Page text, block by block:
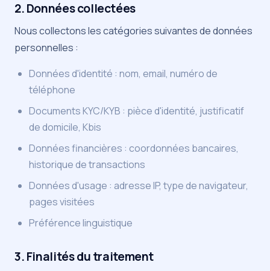
2. Données collectées
Nous collectons les catégories suivantes de données
personnelles :
Données d'identité : nom, email, numéro de
téléphone
Documents KYC/KYB : pièce d'identité, justificatif
de domicile, Kbis
Données financières : coordonnées bancaires,
historique de transactions
Données d'usage : adresse IP, type de navigateur,
pages visitées
Préférence linguistique
3. Finalités du traitement